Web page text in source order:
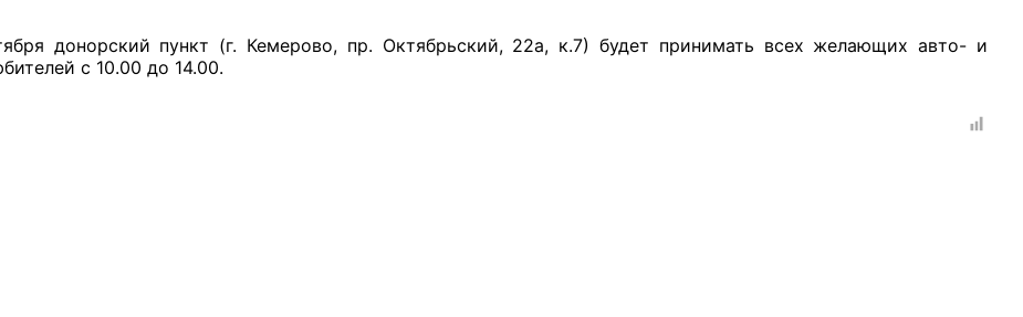
советы по проведению независимой оценки качества условий
донорский пункт (г. Кемерово, пр. Октябрьский, 22а, к.7) будет принимать всех желающих авто- и
с 10.00 до 14.00.